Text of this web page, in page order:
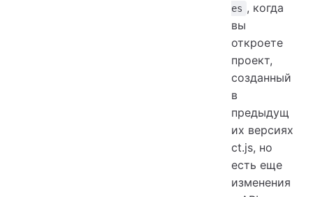
es , когда
вы
откроете
проект,
созданный
в
предыдущ
их версиях
ct.js, но
есть еще
изменения